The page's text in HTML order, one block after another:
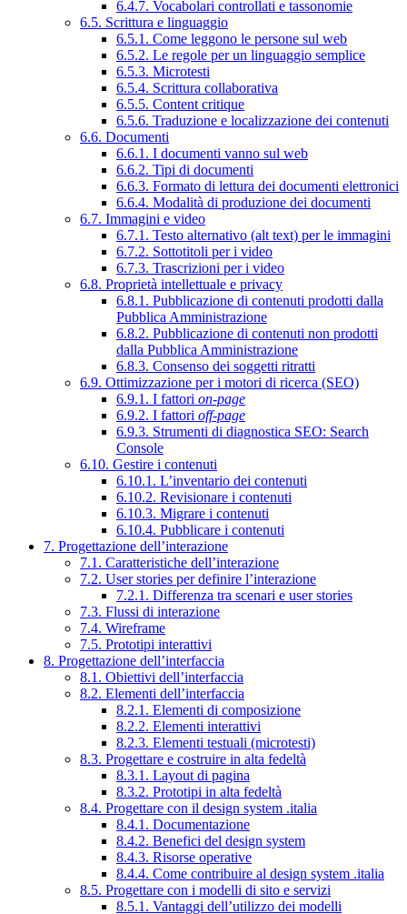
6.4.7. Vocabolari controllati e tassonomie
6.5. Scrittura e linguaggio
6.5.1. Come leggono le persone sul web
6.5.2. Le regole per un linguaggio semplice
6.5.3. Microtesti
6.5.4. Scrittura collaborativa
6.5.5. Content critique
6.5.6. Traduzione e localizzazione dei contenuti
6.6. Documenti
6.6.1. I documenti vanno sul web
6.6.2. Tipi di documenti
6.6.3. Formato di lettura dei documenti elettronici
6.6.4. Modalità di produzione dei documenti
6.7. Immagini e video
6.7.1. Testo alternativo (alt text) per le immagini
6.7.2. Sottotitoli per i video
6.7.3. Trascrizioni per i video
6.8. Proprietà intellettuale e privacy
6.8.1. Pubblicazione di contenuti prodotti dalla
Pubblica Amministrazione
6.8.2. Pubblicazione di contenuti non prodotti
dalla Pubblica Amministrazione
6.8.3. Consenso dei soggetti ritratti
6.9. Ottimizzazione per i motori di ricerca (SEO)
6.9.1. I fattori on-page
6.9.2. I fattori off-page
6.9.3. Strumenti di diagnostica SEO: Search
Console
6.10. Gestire i contenuti
6.10.1. L’inventario dei contenuti
6.10.2. Revisionare i contenuti
6.10.3. Migrare i contenuti
6.10.4. Pubblicare i contenuti
7. Progettazione dell’interazione
7.1. Caratteristiche dell’interazione
7.2. User stories per definire l’interazione
7.2.1. Differenza tra scenari e user stories
7.3. Flussi di interazione
7.4. Wireframe
7.5. Prototipi interattivi
8. Progettazione dell’interfaccia
8.1. Obiettivi dell’interfaccia
8.2. Elementi dell’interfaccia
8.2.1. Elementi di composizione
8.2.2. Elementi interattivi
8.2.3. Elementi testuali (microtesti)
8.3. Progettare e costruire in alta fedeltà
8.3.1. Layout di pagina
8.3.2. Prototipi in alta fedeltà
8.4. Progettare con il design system .italia
8.4.1. Documentazione
8.4.2. Benefici del design system
8.4.3. Risorse operative
8.4.4. Come contribuire al design system .italia
8.5. Progettare con i modelli di sito e servizi
8.5.1. Vantaggi dell’utilizzo dei modelli